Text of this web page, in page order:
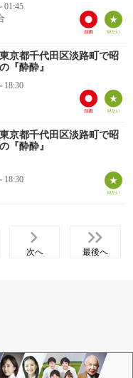
01:45
京都千代田区淡路町で昭
『酔酔』
18:30
京都千代田区淡路町で昭
『酔酔』
18:30
次へ 最後へ